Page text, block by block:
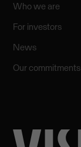
Who we are
For investors
News
Our commitments